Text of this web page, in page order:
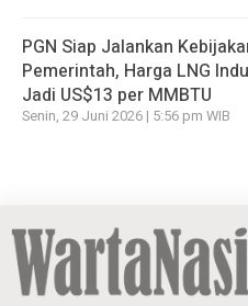
PGN Siap Jalankan
Pemerintah, Harga LNG
Jadi US$13 per MMBTU
Senin, 29 Juni 2026 | 5:56 pm WIB